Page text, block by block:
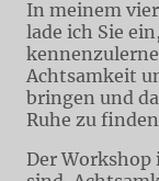
In meinem
lade ich Sie
Achtsamkeit
bringen und
Ruhe zu
Der Workshop